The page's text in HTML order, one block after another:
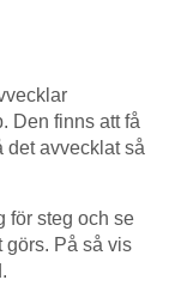
Den finns att få
det avvecklat så
för steg och se
görs. På så vis